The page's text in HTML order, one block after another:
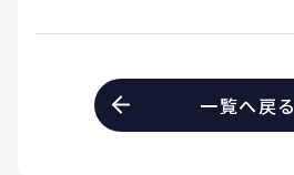
一覧へ戻る